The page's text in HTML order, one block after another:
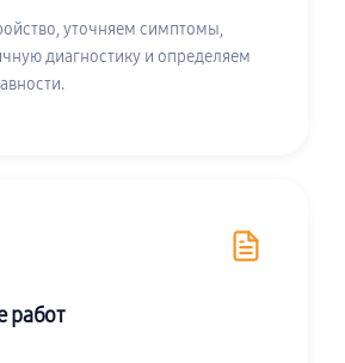
уточняем симптомы,
диагностику и определяем
работ